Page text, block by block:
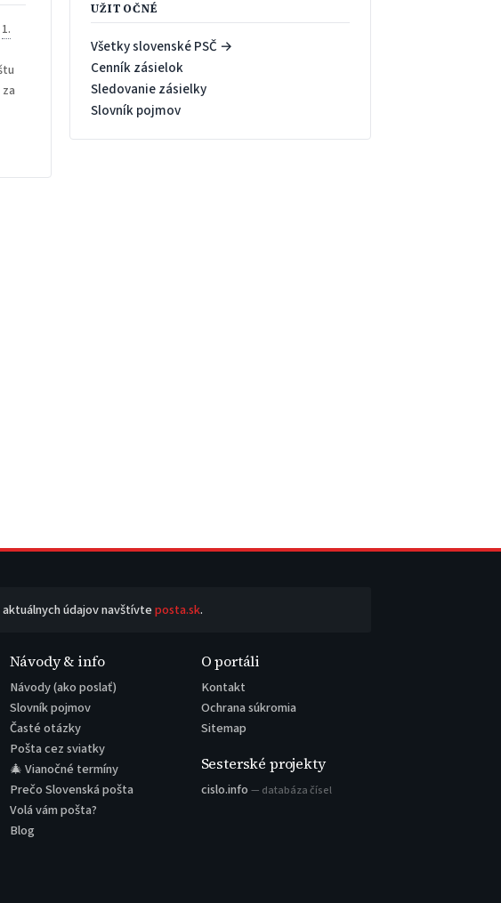
1.
UŽITOČNÉ
Všetky slovenské PSČ →
Cenník zásielok
Sledovanie zásielky
Slovník pojmov
údajov navštívteposta.sk.
Návody & info
Návody (ako poslať)
Slovník pojmov
Časté otázky
Pošta cez sviatky
🎄 Vianočné termíny
Prečo Slovenská pošta
Volá vám pošta?
Blog
O portáli
Kontakt
Ochrana súkromia
Sitemap
Sesterské projekty
cislo.info — databáza čísel